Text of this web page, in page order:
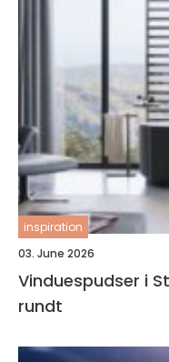
inspiration
03. June 2026
Vinduespudser i
rundt